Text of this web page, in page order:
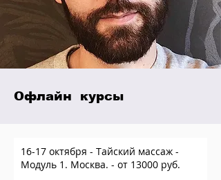
Офлайн курсы
16-17 октября - Тайский массаж -
Модуль 1. Москва. - от 13000 руб.